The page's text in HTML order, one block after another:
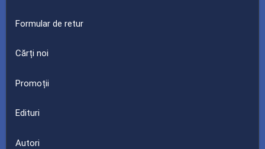
Formular de retur
Cărți noi
Promoții
Edituri
Autori